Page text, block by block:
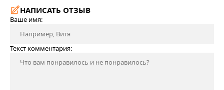
НАПИСАТЬ ОТЗЫВ
Ваше имя:
Текст комментария: